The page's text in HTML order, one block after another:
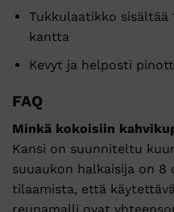
Tukkulaatikko sisältää
kantta
Kevyt ja helposti
FAQ
Minkä kokoisiin
Kansi on suunniteltu
suuaukon halkaisija on 8
tilaamista, että